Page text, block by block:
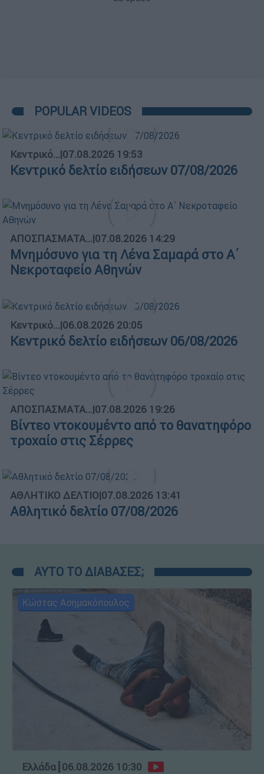
POPULAR VIDEOS
Κεντρικό...|07.08.2026 19:53
Κεντρικό δελτίο ειδήσεων 07/08/2026
ΑΠΟΣΠΑΣΜΑΤΑ...|07.08.2026 14:29
Μνημόσυνο για τη Λένα Σαμαρά στο Α΄
Νεκροταφείο Αθηνών
Κεντρικό...|06.08.2026 20:05
Κεντρικό δελτίο ειδήσεων 06/08/2026
ΑΠΟΣΠΑΣΜΑΤΑ...|07.08.2026 19:26
Βίντεο ντοκουμέντο από το θανατηφόρο
τροχαίο στις Σέρρες
ΑΘΛΗΤΙΚΟ ΔΕΛΤΙΟ|07.08.2026 13:41
Αθλητικό δελτίο 07/08/2026
ΑΥΤΟ ΤΟ ΔΙΑΒΑΣΕΣ;
Κώστας Ασημακόπουλος
Ελλάδα┋06.08.2026 10:30